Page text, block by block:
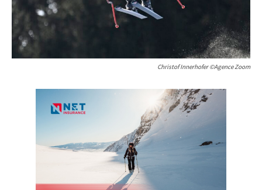
Christof Innerhofer ©Agence Zoom